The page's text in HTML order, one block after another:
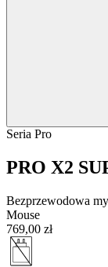
Seria Pro
PRO X2
Bezprzewodowa
Mouse
769,00 zł